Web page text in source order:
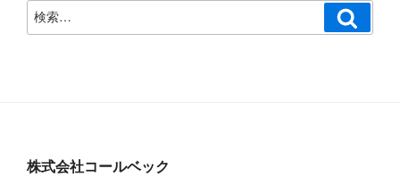
検
索:
株式会社コールベック